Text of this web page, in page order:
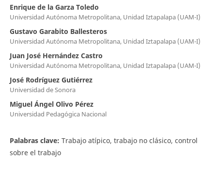
Enrique de la Garza Toledo
Universidad Autónoma Metropolitana, Unidad Iztapalapa (UAM-I)
Gustavo Garabito Ballesteros
Universidad Autónoma Metropolitana, Unidad Iztapalapa (UAM-I)
Juan José Hernández Castro
Universidad Autónoma Metropolitana, Unidad Iztapalapa (UAM-I)
José Rodríguez Gutiérrez
Universidad de Sonora
Miguel Ángel Olivo Pérez
Universidad Pedagógica Nacional
Palabras clave: Trabajo atípico, trabajo no clásico, control
sobre el trabajo